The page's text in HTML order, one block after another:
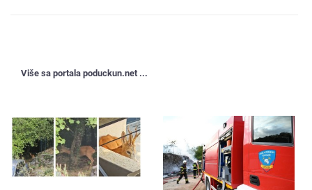
Više sa portala poduckun.net ...